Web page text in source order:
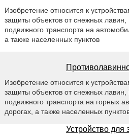
Изобретение относится к
защиты объектов от снежных
подвижного транспорта на
а также населенных пунктов
Изобретение относится к
защиты объектов от снежных
подвижного транспорта на горных
дорогах, а также населенных
Устройство для